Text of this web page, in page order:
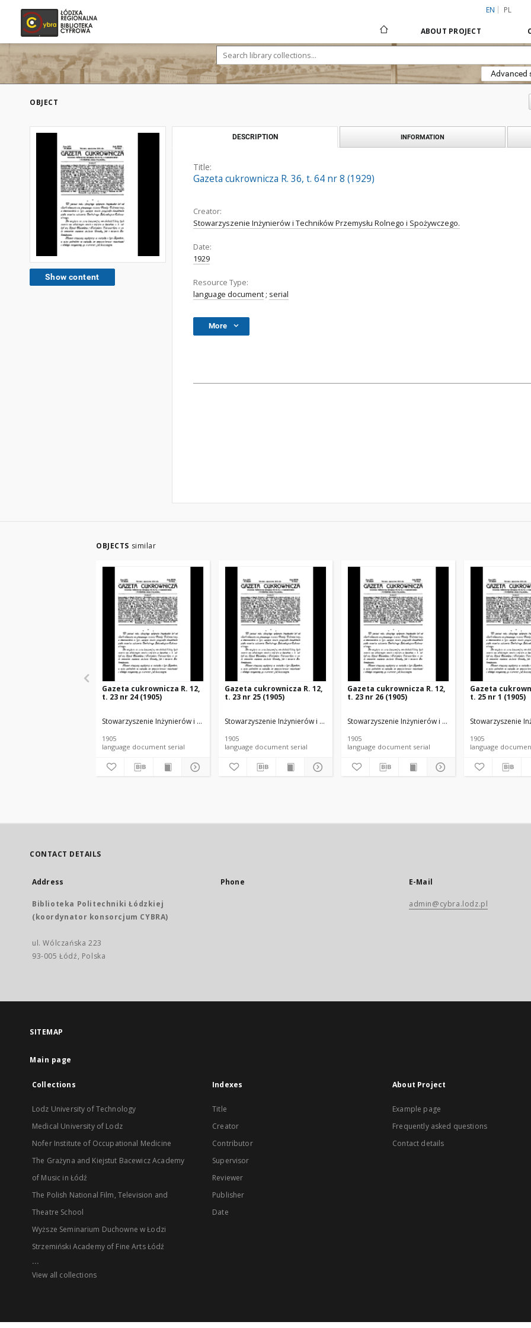
EN PL
ABOUT PROJECT
Advanced
OBJECT
Show content
DESCRIPTION INFORMATION
Title:
Gazeta cukrownicza R. 36, t. 64 nr 8 (1929)
Creator:
Stowarzyszenie Inżynierów i Techników Przemysłu Rolnego i Spożywczego.
Date:
1929
Resource Type:
language document ; serial
More
OBJECTS similar
Gazeta cukrownicza R. 12,
t. 23 nr 24 (1905)
Stowarzyszenie Inżynierów i Techników Przemysłu Rolnego i Spożywczego.
1905
language document serial
Gazeta cukrownicza R. 12,
t. 23 nr 25 (1905)
Stowarzyszenie Inżynierów i Techników Przemysłu Rolnego i Spożywczego.
1905
language document serial
Gazeta cukrownicza R. 12,
t. 23 nr 26 (1905)
Stowarzyszenie Inżynierów i Techników Przemysłu
1905
language document serial
Gazeta
t. 25 nr 1 (1905)
Stowarzyszenie
1905
CONTACT DETAILS
Address
Biblioteka Politechniki Łódzkiej
(koordynator konsorcjum CYBRA)
ul. Wólczańska 223
93-005 Łódź, Polska
Phone E-Mail
admin@cybra.lodz.pl
SITEMAP
Main page
Collections
Lodz University of Technology
Medical University of Lodz
Nofer Institute of Occupational Medicine
The Grażyna and Kiejstut Bacewicz Academy
of Music in Łódź
The Polish National Film, Television and
Theatre School
Wyższe Seminarium Duchowne w Łodzi
Strzemiński Academy of Fine Arts Łódź
...
View all collections
Indexes
Title
Creator
Contributor
Supervisor
Reviewer
Publisher
Date
About Project
Example page
Frequently asked questions
Contact details